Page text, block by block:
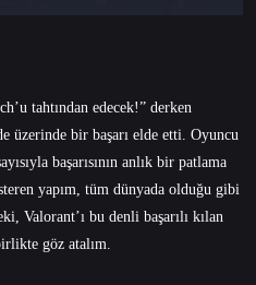
tahtından edecek!” derken
üzerinde bir başarı elde etti. Oyuncu
başarısının anlık bir patlama
yapım, tüm dünyada olduğu gibi
Valorant’ı bu denli başarılı kılan
göz atalım.